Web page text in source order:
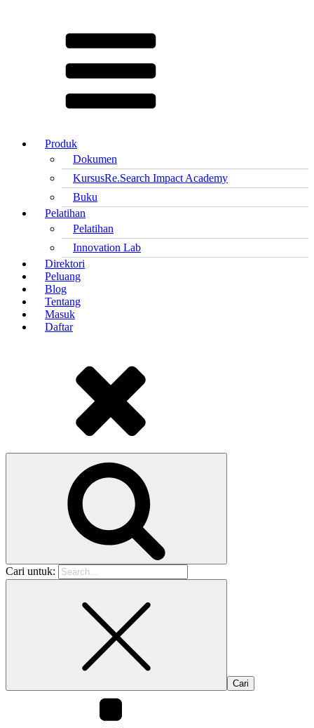
Produk
Dokumen
KursusRe.Search Impact Academy
Buku
Pelatihan
Pelatihan
Innovation Lab
Direktori
Peluang
Blog
Tentang
Masuk
Daftar
Cari untuk: